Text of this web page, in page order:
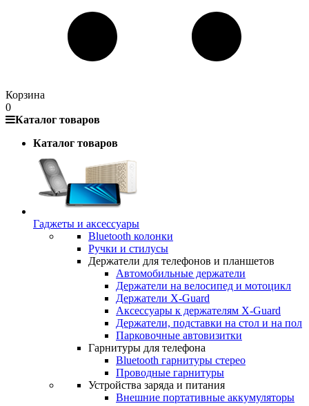
Корзина
0
Каталог товаров
Каталог товаров
Гаджеты и аксессуары
Bluetooth колонки
Ручки и стилусы
Держатели для телефонов и планшетов
Автомобильные держатели
Держатели на велосипед и мотоцикл
Держатели X-Guard
Аксессуары к держателям X-Guard
Держатели, подставки на стол и на пол
Парковочные автовизитки
Гарнитуры для телефона
Bluetooth гарнитуры стерео
Проводные гарнитуры
Устройства заряда и питания
Внешние портативные аккумуляторы